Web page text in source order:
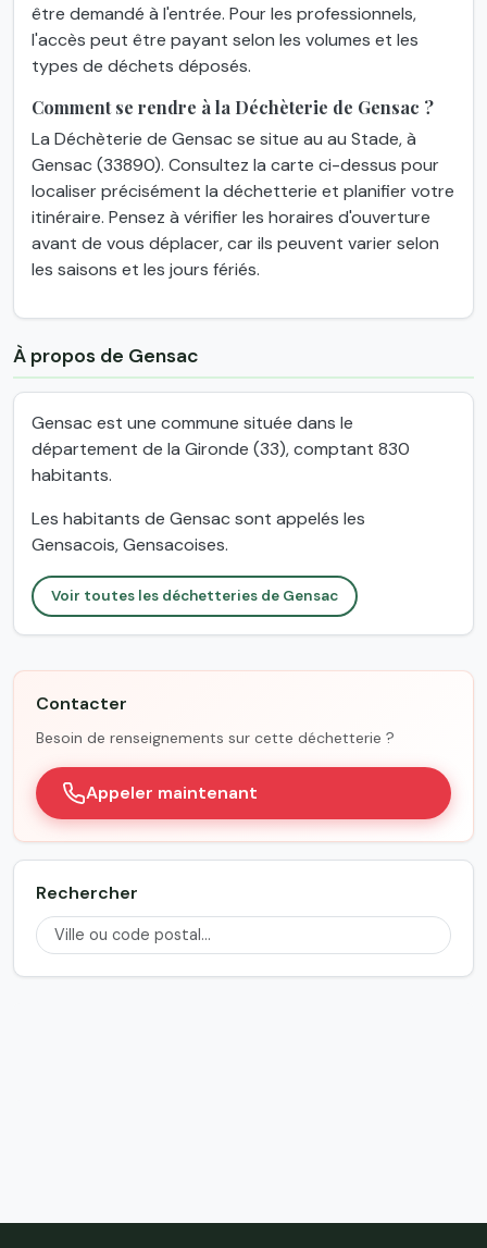
être demandé à l'entrée. Pour les professionnels,
l'accès peut être payant selon les volumes et les
types de déchets déposés.
Comment se rendre à la Déchèterie de Gensac ?
La Déchèterie de Gensac se situe au au Stade, à
Gensac (33890). Consultez la carte ci-dessus pour
localiser précisément la déchetterie et planifier votre
itinéraire. Pensez à vérifier les horaires d'ouverture
avant de vous déplacer, car ils peuvent varier selon
les saisons et les jours fériés.
À propos de Gensac
Gensac est une commune située dans le
département de la Gironde (33), comptant 830
habitants.
Les habitants de Gensac sont appelés les
Gensacois, Gensacoises.
Voir toutes les déchetteries de Gensac
Contacter
Besoin de renseignements sur cette déchetterie ?
Appeler maintenant
Rechercher